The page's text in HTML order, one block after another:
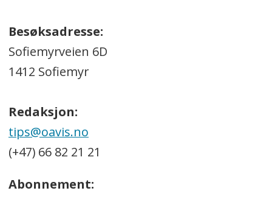
Besøksadresse:
Sofiemyrveien 6D
1412 Sofiemyr
Redaksjon:
tips@oavis.no
(+47) 66 82 21 21
Abonnement: